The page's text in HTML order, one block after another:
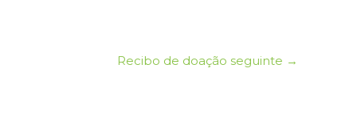
Recibo de doação seguinte →